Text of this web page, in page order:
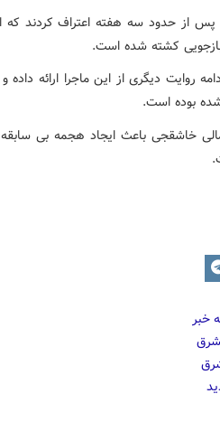
بازجویی کشته شده است.
روایت دیگری از این ماجرا ارائه داده
بوده است.
خاشقجی باعث ایجاد هجمه بی